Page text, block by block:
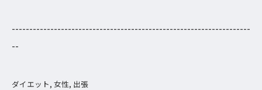
--------------------------------------------------------------------
--
ダイエット 女性 出張